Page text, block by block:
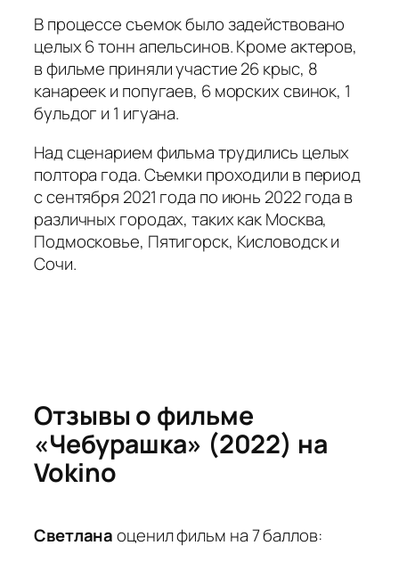
В процессе съемок было задействовано
целых 6 тонн апельсинов. Кроме актеров,
в фильме приняли участие 26 крыс, 8
канареек и попугаев, 6 морских свинок, 1
бульдог и 1 игуана.
Над сценарием фильма трудились целых
полтора года. Съемки проходили в период
с сентября 2021 года по июнь 2022 года в
различных городах, таких как Москва,
Подмосковье, Пятигорск, Кисловодск и
Сочи.
Отзывы о фильме
«Чебурашка» (2022) на
Vokino
Светланаоценил фильм на 7 баллов: